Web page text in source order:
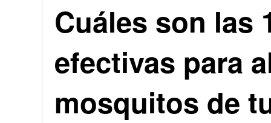
Cuáles son las
efectivas para
mosquitos de